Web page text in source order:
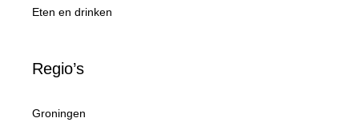
Eten en drinken
Regio’s
Groningen